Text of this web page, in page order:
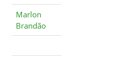
Marlon
Brandão